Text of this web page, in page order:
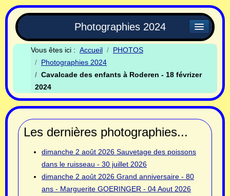
Photographies 2024
Vous êtes ici : Accueil
PHOTOS
Photographies 2024
Cavalcade des enfants à Roderen - 18 févrizer
2024
Les dernières photographies...
dimanche 2 août 2026 Sauvetage des poissons
dans le ruisseau - 30 juillet 2026
dimanche 2 août 2026 Grand anniversaire - 80
ans - Marguerite GOERINGER - 04 Aout 2026